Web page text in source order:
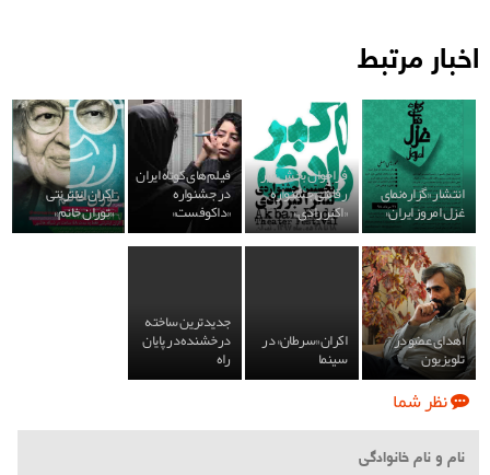
اخبار مرتبط
انتشار «گزاره‌نمای
غزل امروز ایران»
فراخوان بخش غیر
رقابتی جشنواره
«اکبر رادی»
فیلم‌های کوتاه ایران
در جشنواره
«داکوفست»
اکران اینترنتی
«توران خانم»
اهدای عضو در
تلویزیون
اکران «سرطان» در
سینما
جدیدترین ساخته
درخشنده در پایان
راه
نظر شما